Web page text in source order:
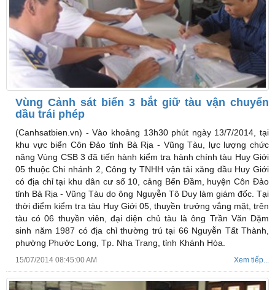
Vùng Cảnh sát biển 3 bắt giữ tàu vận chuyển
dầu trái phép
(Canhsatbien.vn) -Vào khoảng 13h30 phút ngày 13/7/2014, tại
khu vực biển Côn Đảo tỉnh Bà Rịa - Vũng Tàu, lực lượng chức
năng Vùng CSB 3 đã tiến hành kiểm tra hành chính tàu Huy Giới
05 thuộc Chi nhánh 2, Công ty TNHH vận tải xăng dầu Huy Giới
có địa chỉ tại khu dân cư số 10, cảng Bến Đầm, huyện Côn Đảo
tỉnh Bà Rịa - Vũng Tàu do ông Nguyễn Tô Duy làm giám đốc. Tại
thời điểm kiểm tra tàu Huy Giới 05, thuyền trưởng vắng mặt, trên
tàu có 06 thuyền viên, đại diện chủ tàu là ông Trần Văn Dặm
sinh năm 1987 có địa chỉ thường trú tại 66 Nguyễn Tất Thành,
phường Phước Long, Tp. Nha Trang, tỉnh Khánh Hòa.
15/07/2014 08:45:00 AM Xem tiếp...